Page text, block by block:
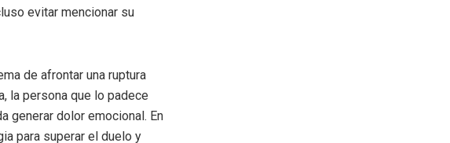
evitar mencionar su
de afrontar una ruptura
la persona que lo padece
generar dolor emocional. En
para superar el duelo y